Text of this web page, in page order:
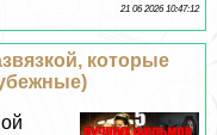
21 06 2026 10:47:12
которые